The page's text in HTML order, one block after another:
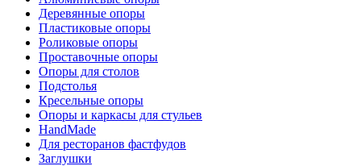
Деревянные опоры
Пластиковые опоры
Роликовые опоры
Проставочные опоры
Опоры для столов
Подстолья
Кресельные опоры
Опоры и каркасы для стульев
HandMade
Для ресторанов фастфудов
Заглушки